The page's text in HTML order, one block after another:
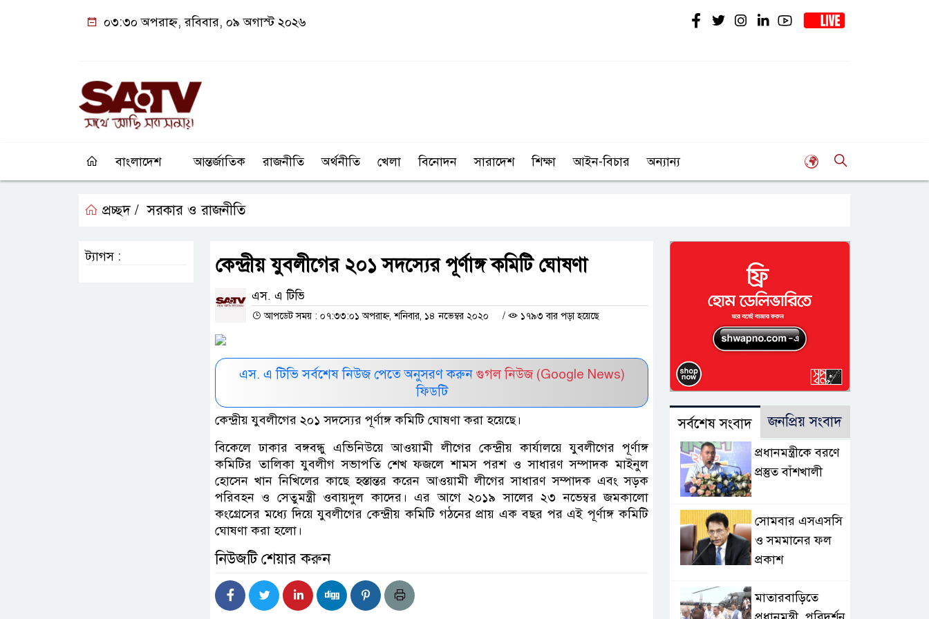
০৩:৩০ অপরাহ্ন, রবিবার, ০৯ অগাস্ট ২০২৬
বাংলাদেশ আন্তর্জাতিক রাজনীতি অর্থনীতি খেলা বিনোদন সারাদেশ শিক্ষা আইন-বিচার অন্যান্য
প্রচ্ছদ / সরকার ও রাজনীতি
কেন্দ্রীয় যুবলীগের ২০১ সদস্যের পূর্ণাঙ্গ কমিটি ঘোষণা
এস. এ টিভি
আপডেট সময় : ০৭:৩৩:০১ অপরাহ্ন, শনিবার, ১৪ নভেম্বর ২০২০ / ১৭৯৩ বার পড়া হয়েছে
এস. এ টিভি সর্বশেষ নিউজ পেতে অনুসরণ করুন গুগল নিউজ (Google News)
ফিডটি
কেন্দ্রীয় যুবলীগের ২০১ সদস্যের পূর্ণাঙ্গ কমিটি ঘোষণা করা হয়েছে।
বিকেলে ঢাকার বঙ্গবন্ধু এভিনিউয়ে আওয়ামী লীগের কেন্দ্রীয় কার্যালয়ে যুবলীগের পূর্ণাঙ্গ
কমিটির তালিকা যুবলীগ সভাপতি শেখ ফজলে শামস পরশ ও সাধারণ সম্পাদক মাইনুল
হোসেন খান নিখিলের কাছে হস্তান্তর করেন আওয়ামী লীগের সাধারণ সম্পাদক এবং সড়ক
পরিবহন ও সেতুমন্ত্রী ওবায়দুল কাদের। এর আগে ২০১৯ সালের ২৩ নভেম্বর জমকালো
কংগ্রেসের মধ্যে দিয়ে যুবলীগের কেন্দ্রীয় কমিটি গঠনের প্রায় এক বছর পর এই পূর্ণাঙ্গ কমিটি
ঘোষণা করা হলো।
নিউজটি শেয়ার করুন
ট্যাগস :
সর্বশেষ সংবাদ জনপ্রিয় সংবাদ
প্রধানমন্ত্রীকে বরণে
প্রস্তুত বাঁশখালী
সোমবার এসএসসি
ও সমমানের ফল
প্রকাশ
মাতারবাড়িতে